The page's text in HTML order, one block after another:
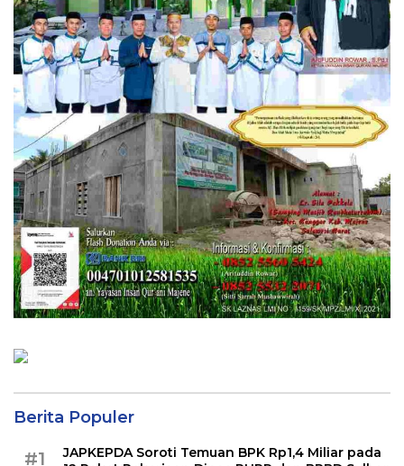
Berita Populer
#1
JAPKEPDA Soroti Temuan BPK Rp1,4 Miliar pada